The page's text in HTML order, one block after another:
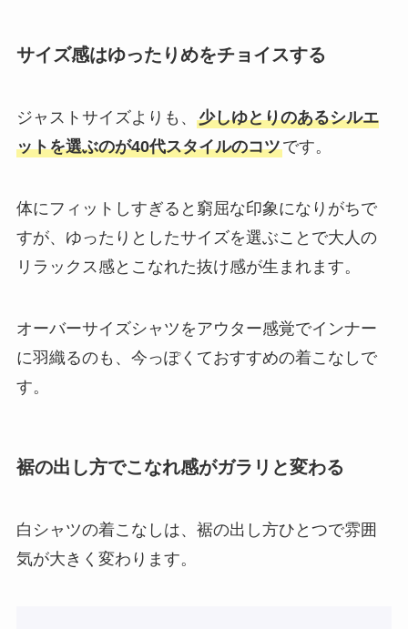
サイズ感はゆったりめをチョイスする
ジャストサイズよりも、 少しゆとりのあるシルエ
ットを選ぶのが40代スタイルのコツです。
体にフィットしすぎると窮屈な印象になりがちで
すが、ゆったりとしたサイズを選ぶことで大人の
リラックス感とこなれた抜け感が生まれます。
オーバーサイズシャツをアウター感覚でインナー
に羽織るのも、今っぽくておすすめの着こなしで
す。
裾の出し方でこなれ感がガラリと変わる
白シャツの着こなしは、裾の出し方ひとつで雰囲
気が大きく変わります。